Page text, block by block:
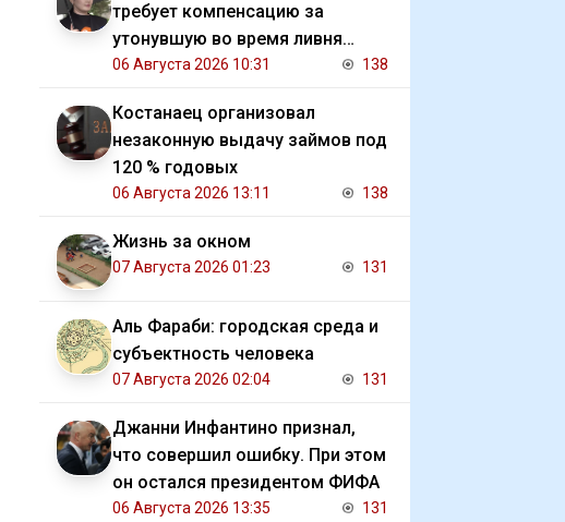
требует компенсацию за
утонувшую во время ливня
иномарку
06 Августа 2026 10:31 138
Костанаец организовал
незаконную выдачу займов под
120 % годовых
06 Августа 2026 13:11 138
Жизнь за окном
07 Августа 2026 01:23 131
Аль Фараби: городская среда и
субъектность человека
07 Августа 2026 02:04 131
Джанни Инфантино признал,
что совершил ошибку. При этом
он остался президентом ФИФА
06 Августа 2026 13:35 131